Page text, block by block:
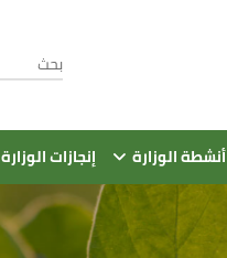
أنشطة الوزارة إنجازات الوزارة